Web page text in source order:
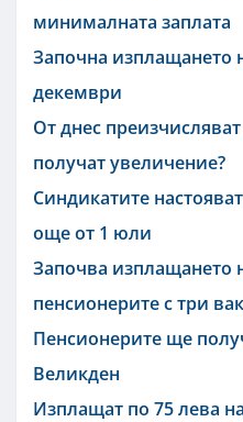
минималната заплата
Започна изплащането
декември
От днес
получат увеличение?
Синдикатите
още от 1 юли
Започва изплащането
пенсионерите с три
Пенсионерите ще
Великден
Изплащат по 75 лева